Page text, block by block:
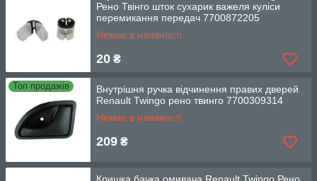
Рено Твінго шток сухарик важеля куліси
перемикання передач 7700872205
Немає в наявності
20 ₴
Топ продажів
Внутрішня ручка відчинення правих дверей
Renault Twingo рено твинго 7700309314
Немає в наявності
209 ₴